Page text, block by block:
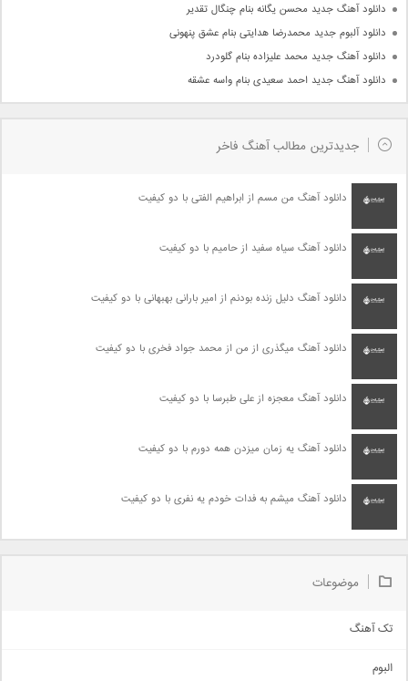
دانلود آهنگ جدید محسن یگانه بنام چنگال تقدیر
دانلود آلبوم جدید محمدرضا هدایتی بنام عشق پنهونی
دانلود آهنگ جدید محمد علیزاده بنام گلودرد
دانلود آهنگ جدید احمد سعیدی بنام واسه عشقه
جدیدترین مطالب آهنگ فاخر
دانلود آهنگ من مسم از ابراهیم الفتی با دو کیفیت
دانلود آهنگ سیاه سفید از حامیم با دو کیفیت
دانلود آهنگ دلیل زنده بودنم از امیر بارانی بهبهانی با دو کیفیت
دانلود آهنگ میگذری از من از محمد جواد فخری با دو کیفیت
دانلود آهنگ معجزه از علی طبرسا با دو کیفیت
دانلود آهنگ یه زمان میزدن همه دورم با دو کیفیت
دانلود آهنگ میشم به فدات خودم یه نفری با دو کیفیت
موضوعات
تک آهنگ
البوم